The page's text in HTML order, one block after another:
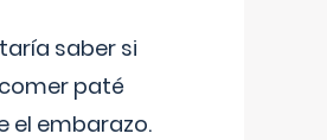
saber si
paté
el embarazo.